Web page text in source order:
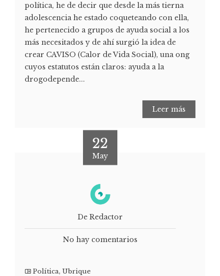
política, he de decir que desde la más tierna
adolescencia he estado coqueteando con ella,
he pertenecido a grupos de ayuda social a los
más necesitados y de ahí surgió la idea de
crear CAVISO (Calor de Vida Social), una ong
cuyos estatutos están claros: ayuda a la
drogodepende...
Leer más
22
May
De Redactor
No hay comentarios
Política, Ubrique